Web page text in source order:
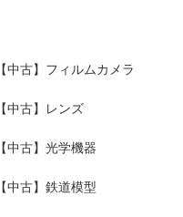
【中古】フィルムカメラ
【中古】レンズ
【中古】光学機器
【中古】鉄道模型